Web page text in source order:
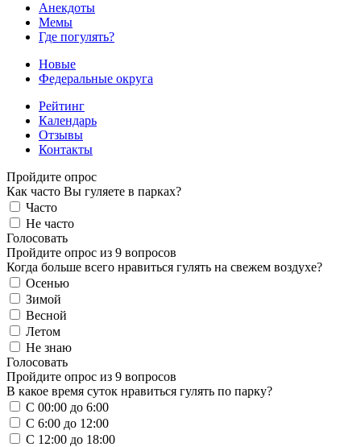
Анекдоты
Мемы
Где погулять?
Новые
Федеральные округа
Рейтинг
Календарь
Отзывы
Контакты
Пройдите опрос
Как часто Вы гуляете в парках?
Часто
Не часто
Голосовать
Пройдите опрос из 9 вопросов
Когда больше всего нравиться гулять на свежем воздухе?
Осенью
Зимой
Весной
Летом
Не знаю
Голосовать
Пройдите опрос из 9 вопросов
В какое время суток нравиться гулять по парку?
С 00:00 до 6:00
С 6:00 до 12:00
С 12:00 до 18:00